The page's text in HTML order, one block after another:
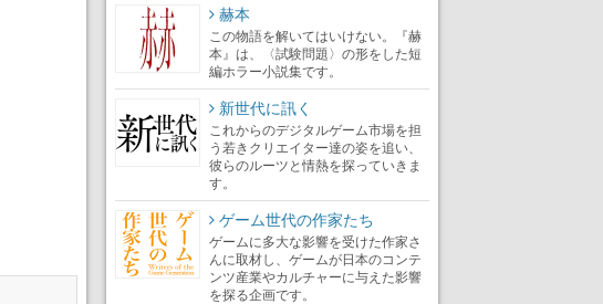
赫本
この物語を解いてはいけない。『赫
本』は、〈試験問題〉の形をした短
編ホラー小説集です。
新世代に訊く
これからのデジタルゲーム市場を担
う若きクリエイター達の姿を追い、
彼らのルーツと情熱を探っていきま
す。
ゲーム世代の作家たち
ゲームに多大な影響を受けた作家さ
んに取材し、ゲームが日本のコンテ
ンツ産業やカルチャーに与えた影響
を探る企画です。